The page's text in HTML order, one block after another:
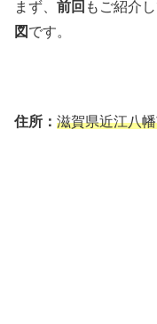
まず、 前回 もご紹介
図 です。
住所： 滋賀県近江八